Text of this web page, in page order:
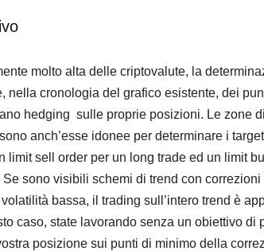
molto alta delle criptovalute, la
nella cronologia del grafico esistente, dei
hedging sulle proprie posizioni. Le zone di
anch’esse idonee per determinare i
limit sell order per un long trade ed un limit
sono visibili schemi di trend con correzioni
bassa, il trading sull’intero trend è
caso, state lavorando senza un obiettivo di
posizione sui punti di minimo della